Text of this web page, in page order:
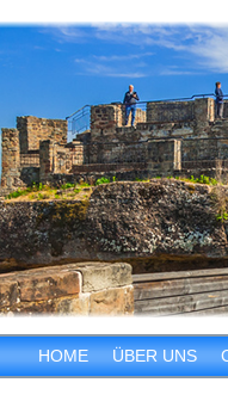
HOME ÜBER UNS